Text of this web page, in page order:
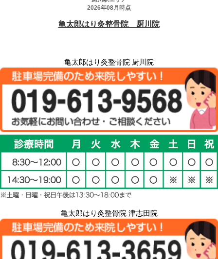
亀太郎はり灸整骨院 厨川院
亀太郎はり灸整骨院 津志田院